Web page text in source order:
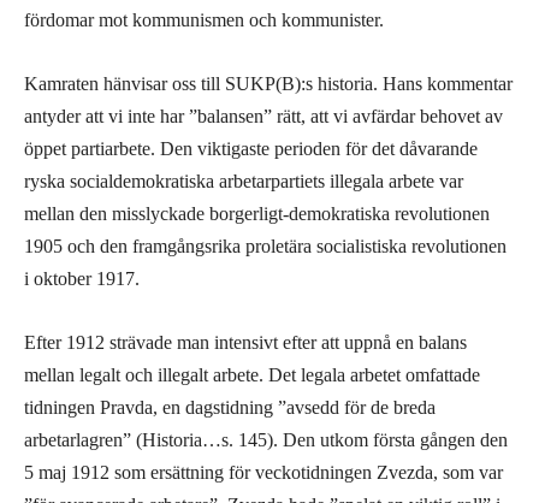
fördomar mot kommunismen och kommunister.
Kamraten hänvisar oss till SUKP(B):s historia. Hans kommentar
antyder att vi inte har ”balansen” rätt, att vi avfärdar behovet av
öppet partiarbete. Den viktigaste perioden för det dåvarande
ryska socialdemokratiska arbetarpartiets illegala arbete var
mellan den misslyckade borgerligt-demokratiska revolutionen
1905 och den framgångsrika proletära socialistiska revolutionen
i oktober 1917.
Efter 1912 strävade man intensivt efter att uppnå en balans
mellan legalt och illegalt arbete. Det legala arbetet omfattade
tidningen Pravda, en dagstidning ”avsedd för de breda
arbetarlagren” (Historia…s. 145). Den utkom första gången den
5 maj 1912 som ersättning för veckotidningen Zvezda, som var